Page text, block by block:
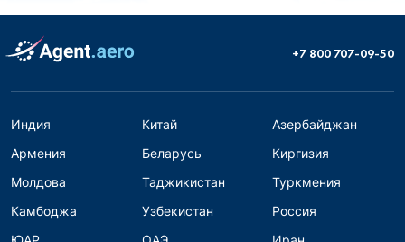
+7 800 707-09-50
Индия Китай
Азербайджан
Армения
Беларусь
Киргизия
Молдова
Таджикистан
Туркмения
Камбоджа
Узбекистан
Россия